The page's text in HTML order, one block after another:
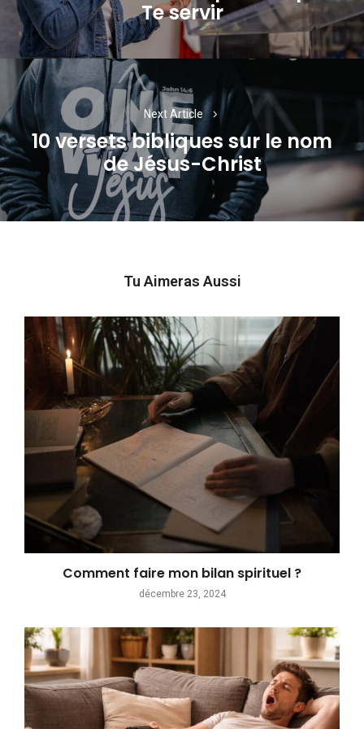
post:
Te servir
Next Article
Next
post:
10 versets bibliques sur le nom
de Jésus-Christ
Tu Aimeras Aussi
Comment faire mon bilan spirituel ?
décembre 23, 2024